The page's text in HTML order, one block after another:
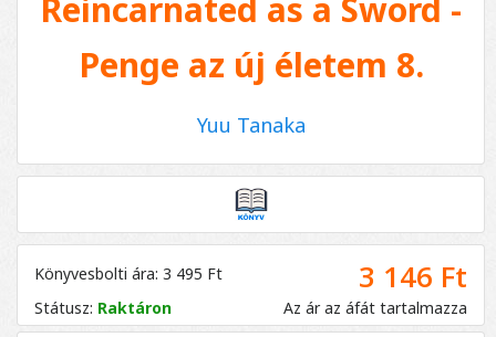
Reincarnated as a Sword -
Penge az új életem 8.
Yuu Tanaka
Könyvesbolti ára: 3 495 Ft
Státusz: Raktáron
3 146 Ft
Az ár az áfát tartalmazza